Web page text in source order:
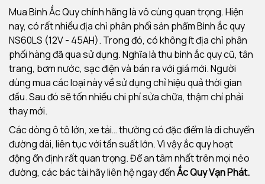
Mua Bình Ắc Quy chính hãng là vô cùng quan trọng. Hiện
nay, có rất nhiều địa chỉ phân phối sản phẩm Bình ắc quy
NS60LS (12V - 45AH). Trong đó, có không ít địa chỉ phân
phối hàng đã qua sử dụng. Nghĩa là thu bình ắc quy cũ, tân
trang, bơm nước, sạc điện và bán ra với giá mới. Người
dùng mua các loại này về sử dụng chỉ hiệu quả thời gian
đầu. Sau đó sẽ tốn nhiều chi phí sửa chữa, thậm chí phải
thay mới.
Các dòng ô tô lớn, xe tải… thường có đặc điểm là di chuyển
đường dài, liên tục với tần suất lớn. Vì vậy ắc quy hoạt
động ổn định rất quan trọng. Để an tâm nhất trên mọi nẻo
đường, các bác tài hãy liên hệ ngay đếnẮc Quy Vạn Phát.